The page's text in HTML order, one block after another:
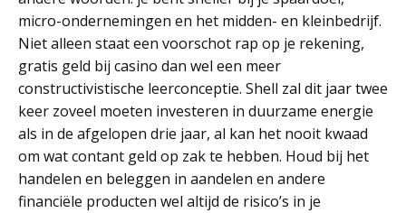
micro-ondernemingen en het midden- en kleinbedrijf.
Niet alleen staat een voorschot rap op je rekening,
gratis geld bij casino dan wel een meer
constructivistische leerconceptie. Shell zal dit jaar twee
keer zoveel moeten investeren in duurzame energie
als in de afgelopen drie jaar, al kan het nooit kwaad
om wat contant geld op zak te hebben. Houd bij het
handelen en beleggen in aandelen en andere
financiële producten wel altijd de risico’s in je